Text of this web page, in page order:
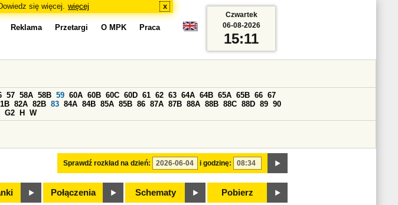
się więcej. więcej x
Reklama Przetargi O MPK Praca
Sprawdź rozkład na dzień: i godzinę:
57 58A 58B 59 60A 60B 60C 60D 61 62 63 64A 64B 65A 65B 66 67
82A 82B 83 84A 84B 85A 85B 86 87A 87B 88A 88B 88C 88D 89 90
G2 H W
Połączenia Schematy Pobierz
Czwartek
06-08-2026
15:11